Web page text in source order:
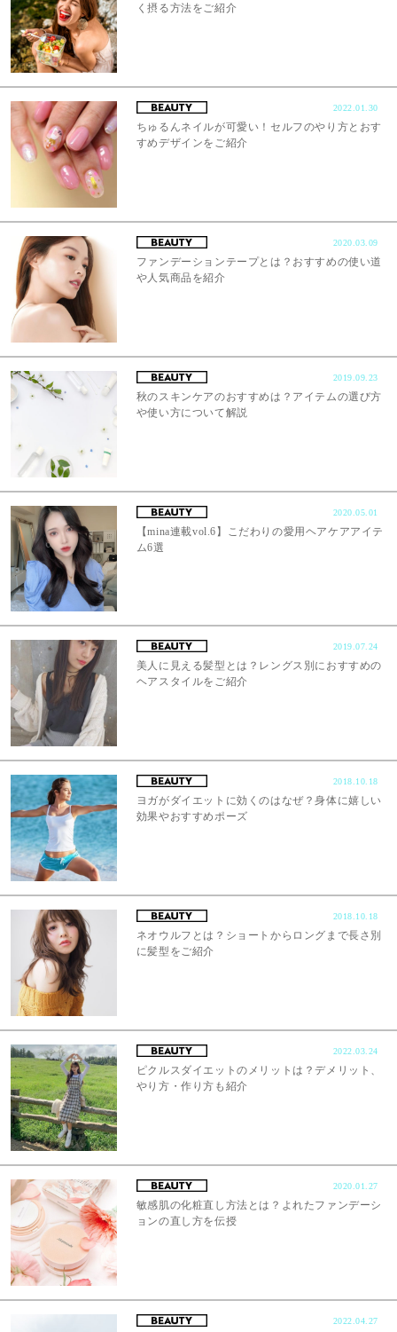
く摂る方法をご紹介
2022.01.30
ちゅるんネイルが可愛い！セルフのやり方とおす
すめデザインをご紹介
2020.03.09
ファンデーションテープとは？おすすめの使い道
や人気商品を紹介
2019.09.23
秋のスキンケアのおすすめは？アイテムの選び方
や使い方について解説
2020.05.01
【mina連載vol.6】こだわりの愛用ヘアケアアイテ
ム6選
2019.07.24
美人に見える髪型とは？レングス別におすすめの
ヘアスタイルをご紹介
2018.10.18
ヨガがダイエットに効くのはなぜ？身体に嬉しい
効果やおすすめポーズ
2018.10.18
ネオウルフとは？ショートからロングまで長さ別
に髪型をご紹介
2022.03.24
ピクルスダイエットのメリットは？デメリット、
やり方・作り方も紹介
2020.01.27
敏感肌の化粧直し方法とは？よれたファンデーシ
ョンの直し方を伝授
2022.04.27